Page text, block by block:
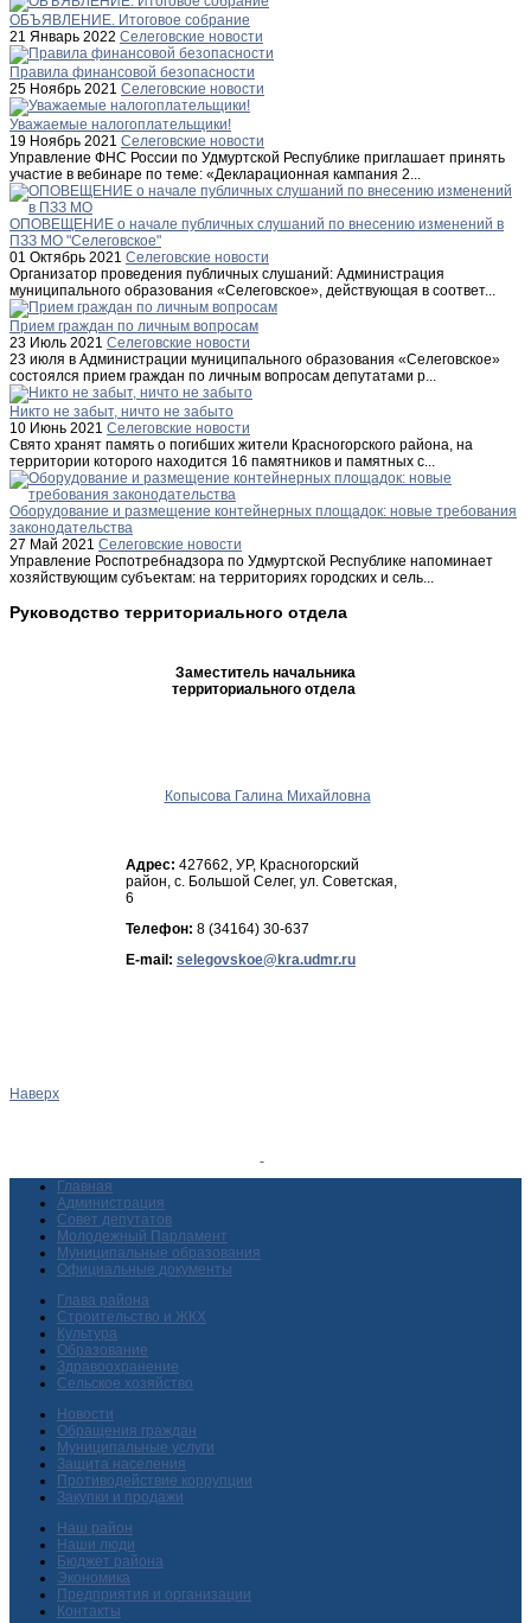
ОБЪЯВЛЕНИЕ. Итоговое собрание
21 Январь 2022 Селеговские новости
Правила финансовой безопасности
25 Ноябрь 2021 Селеговские новости
Уважаемые налогоплательщики!
19 Ноябрь 2021 Селеговские новости
Управление ФНС России по Удмуртской Республике приглашает принять
участие в вебинаре по теме: «Декларационная кампания 2...
ОПОВЕЩЕНИЕ о начале публичных слушаний по внесению изменений в
ПЗЗ МО "Селеговское"
01 Октябрь 2021 Селеговские новости
Организатор проведения публичных слушаний: Администрация
муниципального образования «Селеговское», действующая в соответ...
Прием граждан по личным вопросам
23 Июль 2021 Селеговские новости
23 июля в Администрации муниципального образования «Селеговское»
состоялся прием граждан по личным вопросам депутатами р...
Никто не забыт, ничто не забыто
10 Июнь 2021 Селеговские новости
Свято хранят память о погибших жители Красногорского района, на
территории которого находится 16 памятников и памятных с...
Оборудование и размещение контейнерных площадок: новые требования
законодательства
27 Май 2021 Селеговские новости
Управление Роспотребнадзора по Удмуртской Республике напоминает
хозяйствующим субъектам: на территориях городских и сель...
Руководство территориального отдела
Заместитель начальника
территориального отдела
Копысова Галина Михайловна
Адрес: 427662, УР, Красногорский
район, с. Большой Селег, ул. Советская,
6
Телефон: 8 (34164) 30-637
E-mail:
Наверх
Главная
Администрация
Совет депутатов
Молодежный Парламент
Муниципальные образования
Официальные документы
Глава района
Строительство и ЖКХ
Культура
Образование
Здравоохранение
Сельское хозяйство
Новости
Обращения граждан
Муниципальные услуги
Защита населения
Противодействие коррупции
Закупки и продажи
Наш район
Наши люди
Бюджет района
Экономика
Предприятия и организации
Контакты